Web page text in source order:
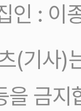
인 : 이
(기사)
을 금지